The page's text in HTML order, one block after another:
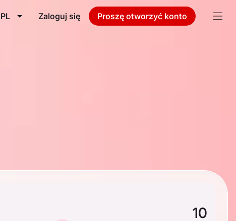
PL Zaloguj się Proszę otworzyć konto